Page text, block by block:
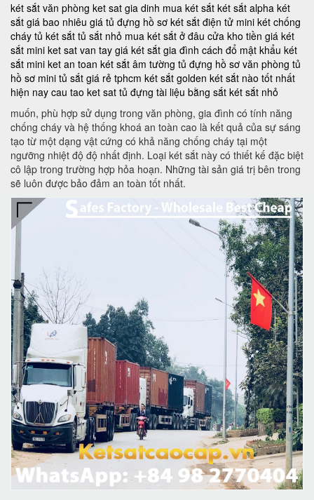
két sắt văn phòng ket sat gia dinh mua két sắt két sắt alpha két
sắt giá bao nhiêu giá tủ đựng hồ sơ két sắt điện tử mini két chống
cháy tủ két sắt tủ sắt nhỏ mua két sắt ở đâu cửa kho tiền giá két
sắt mini ket sat van tay giá két sắt gia đình cách đổ mật khẩu két
sắt mini ket an toan két sắt âm tường tủ đựng hồ sơ văn phòng tủ
hồ sơ mini tủ sắt giá rẻ tphcm két sắt golden két sắt nào tốt nhất
hiện nay cau tao ket sat tủ đựng tài liệu bằng sắt két sắt nhỏ
muốn, phù hợp sử dụng trong văn phòng, gia đình có tính năng
chống cháy và hệ thống khoá an toàn cao là kết quả của sự sáng
tạo từ một dạng vật cứng có khả năng chống cháy tại một
ngưỡng nhiệt độ độ nhất định. Loại két sắt này có thiết kế đặc biệt
cô lập trong trường hợp hỏa hoạn. Những tài sản giá trị bên trong
sẽ luôn được bảo đảm an toàn tốt nhất.